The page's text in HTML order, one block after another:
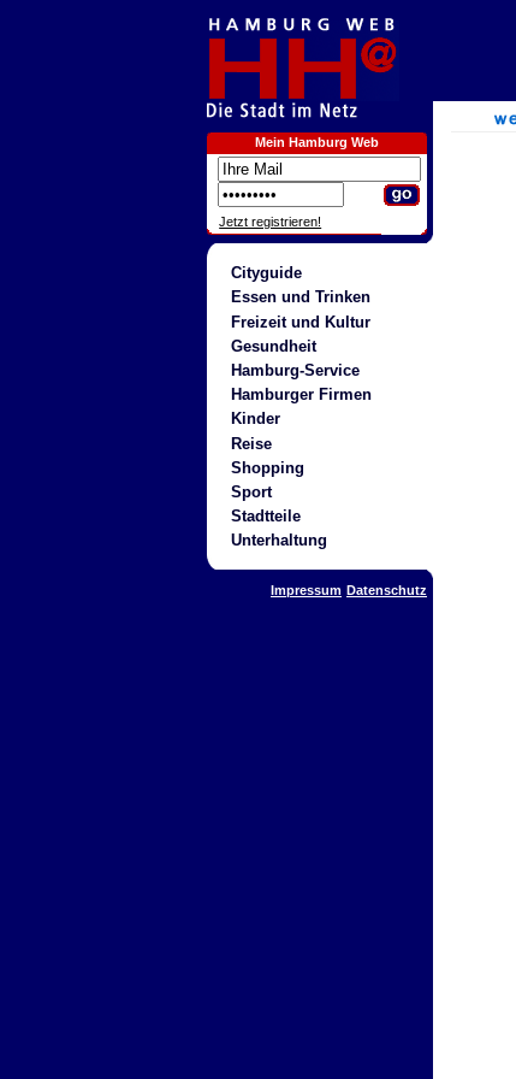
Mein Hamburg Web
Jetzt registrieren!
Cityguide
Essen und Trinken
Freizeit und Kultur
Gesundheit
Hamburg-Service
Hamburger Firmen
Kinder
Reise
Shopping
Sport
Stadtteile
Unterhaltung
Impressum Datenschutz